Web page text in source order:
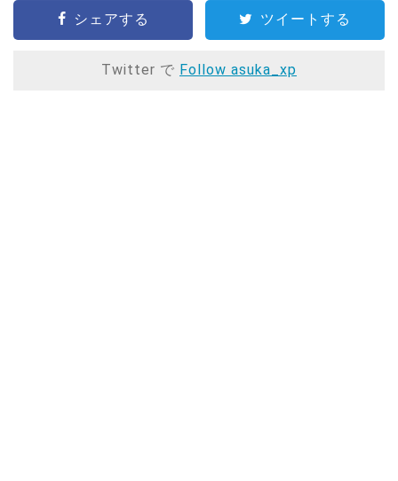
シェアする ツイートする
Twitter で Follow asuka_xp